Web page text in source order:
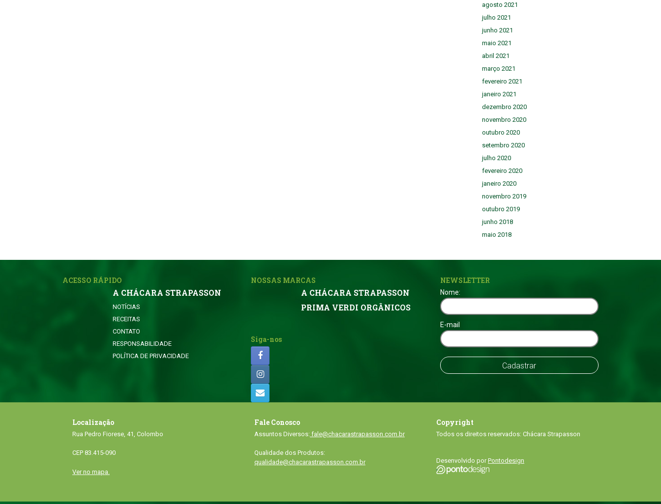
agosto 2021
julho 2021
junho 2021
maio 2021
abril 2021
março 2021
fevereiro 2021
janeiro 2021
dezembro 2020
novembro 2020
outubro 2020
setembro 2020
julho 2020
fevereiro 2020
janeiro 2020
novembro 2019
outubro 2019
junho 2018
maio 2018
ACESSO RÁPIDO
A CHÁCARA STRAPASSON
NOTÍCIAS
RECEITAS
CONTATO
RESPONSABILIDADE
POLÍTICA DE PRIVACIDADE
NOSSAS MARCAS
A CHÁCARA STRAPASSON
PRIMA VERDI ORGÂNICOS
Siga-nos
NEWSLETTER
Nome:
E-mail
Localização
Rua Pedro Fiorese, 41, Colombo
CEP 83.415-090
Ver no mapa.
Fale Conosco
Assuntos Diversos: fale@chacarastrapasson.com.br
Qualidade dos Produtos:
qualidade@chacarastrapasson.com.br
Copyright
Todos os direitos reservados: Chácara Strapasson
Desenvolvido porPontodesign